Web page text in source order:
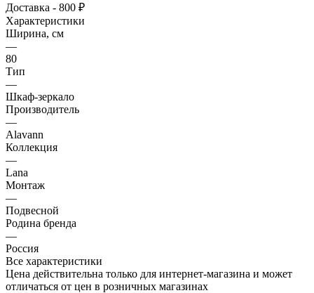
Доставка - 800 ₽
Характеристики
Ширина, см
—
80
Тип
—
Шкаф-зеркало
Производитель
—
Alavann
Коллекция
—
Lana
Монтаж
—
Подвесной
Родина бренда
—
Россия
Все характеристики
Цена действительна только для интернет-магазина и может
отличаться от цен в розничных магазинах